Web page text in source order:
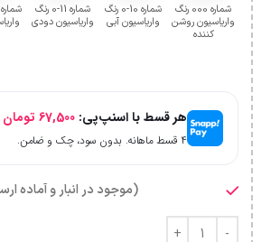
شماره 000 رنگ
واریاسیون روشن
کننده
شماره 10-0 رنگ
واریاسیون آبی
شماره 11-0 رنگ
واریاسیون دودی
هر قسط با اسنپ‌پی: 67,500 تومان
۴ قسط ماهانه. بدون سود، چک و ضامن.
(موجود در انبار و آماده